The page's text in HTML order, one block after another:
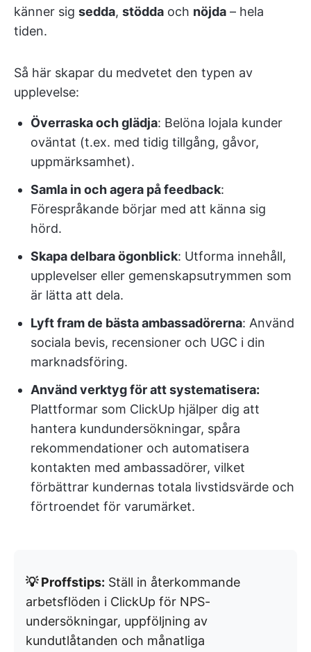
känner sig sedda, stödda och nöjda – hela
tiden.
Så här skapar du medvetet den typen av
upplevelse:
Överraska och glädja: Belöna lojala kunder
oväntat (t.ex. med tidig tillgång, gåvor,
uppmärksamhet).
Samla in och agera på feedback:
Förespråkande börjar med att känna sig
hörd.
Skapa delbara ögonblick: Utforma innehåll,
upplevelser eller gemenskapsutrymmen som
är lätta att dela.
Lyft fram de bästa ambassadörerna: Använd
sociala bevis, recensioner och UGC i din
marknadsföring.
Använd verktyg för att systematisera:
Plattformar som ClickUp hjälper dig att
hantera kundundersökningar, spåra
rekommendationer och automatisera
kontakten med ambassadörer, vilket
förbättrar kundernas totala livstidsvärde och
förtroendet för varumärket.
💡 Proffstips: Ställ in återkommande
arbetsflöden i ClickUp för NPS-
undersökningar, uppföljning av
kundutlåtanden och månatliga